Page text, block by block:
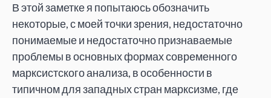
В этой заметке я попытаюсь обозначить
некоторые, с моей точки зрения, недостаточно
понимаемые и недостаточно признаваемые
проблемы в основных формах современного
марксистского анализа, в особенности в
типичном для западных стран марксизме, где